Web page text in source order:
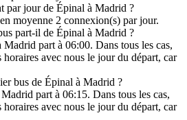
par jour de Épinal à Madrid ?
moyenne 2 connexion(s) par jour.
part-il de Épinal à Madrid ?
part à 06:00. Dans tous les cas,
avec nous le jour du départ, car
bus de Épinal à Madrid ?
part à 06:15. Dans tous les cas,
avec nous le jour du départ, car